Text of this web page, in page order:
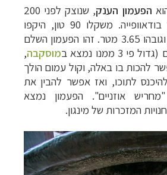
הפעמון הענק,
שנוצק לפני 200
שנה על ידי המלך בודאוופייה. משקלו 90 טון, היקפו
3. 65 מטר. זהו הפעמון השלם
ממנו נמצא ב
מוסקבה,
להכות בו באלה, וקול עמום הולך
לתוכו, ואז אפשר להבין את
אוזניים". הפעמון נמצא
המזכרות של מינגון.